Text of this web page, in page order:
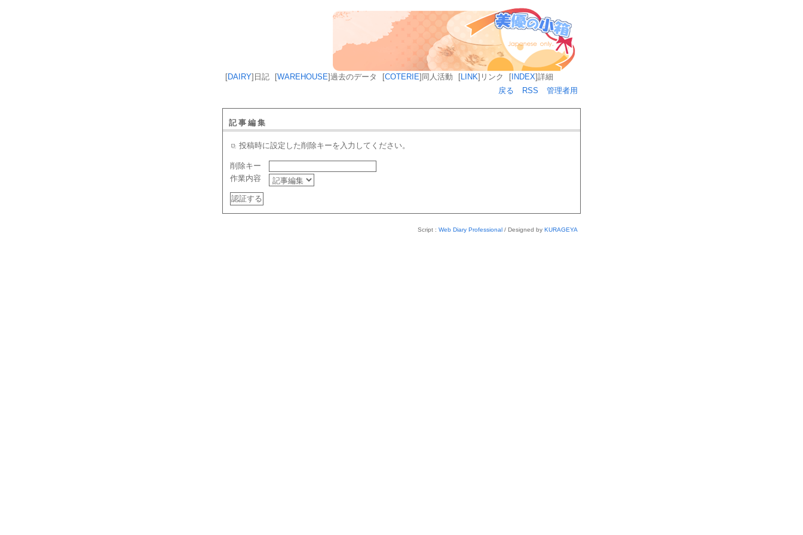
[DAIRY] 日記 [WAREHOUSE]過去のデータ [COTERIE] 同人活動 [LINK] リンク [ INDEX]詳細
戻る
RSS 管理者用
記事編集
投稿時に設定した削除キーを入力してください。
削除キー
作業内容
Script : Web Diary Professional / Designed by KURAGEYA